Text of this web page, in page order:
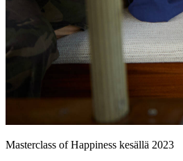
Masterclass of Happiness kesällä 2023